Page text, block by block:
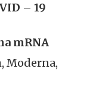
– 19
mRNA
Moderna,